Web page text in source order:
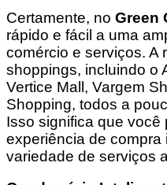
Certamente, no Green
rápido e fácil a uma
comércio e serviços. A
shoppings, incluindo o
Vertice Mall, Vargem
Shopping, todos a
Isso significa que você
experiência de compra
variedade de serviços